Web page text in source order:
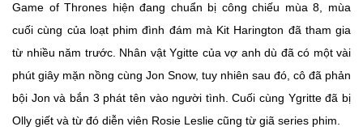
Game of Thrones hiện đang chuẩn bị công chiếu mùa 8, mùa
cuối cùng của loạt phim đình đám mà Kit Harington đã tham gia
từ nhiều năm trước. Nhân vật Ygitte của vợ anh dù đã có một vài
phút giây mặn nồng cùng Jon Snow, tuy nhiên sau đó, cô đã phản
bội Jon và bắn 3 phát tên vào người tình. Cuối cùng Ygritte đã bị
Olly giết và từ đó diễn viên Rosie Leslie cũng từ giã series phim.